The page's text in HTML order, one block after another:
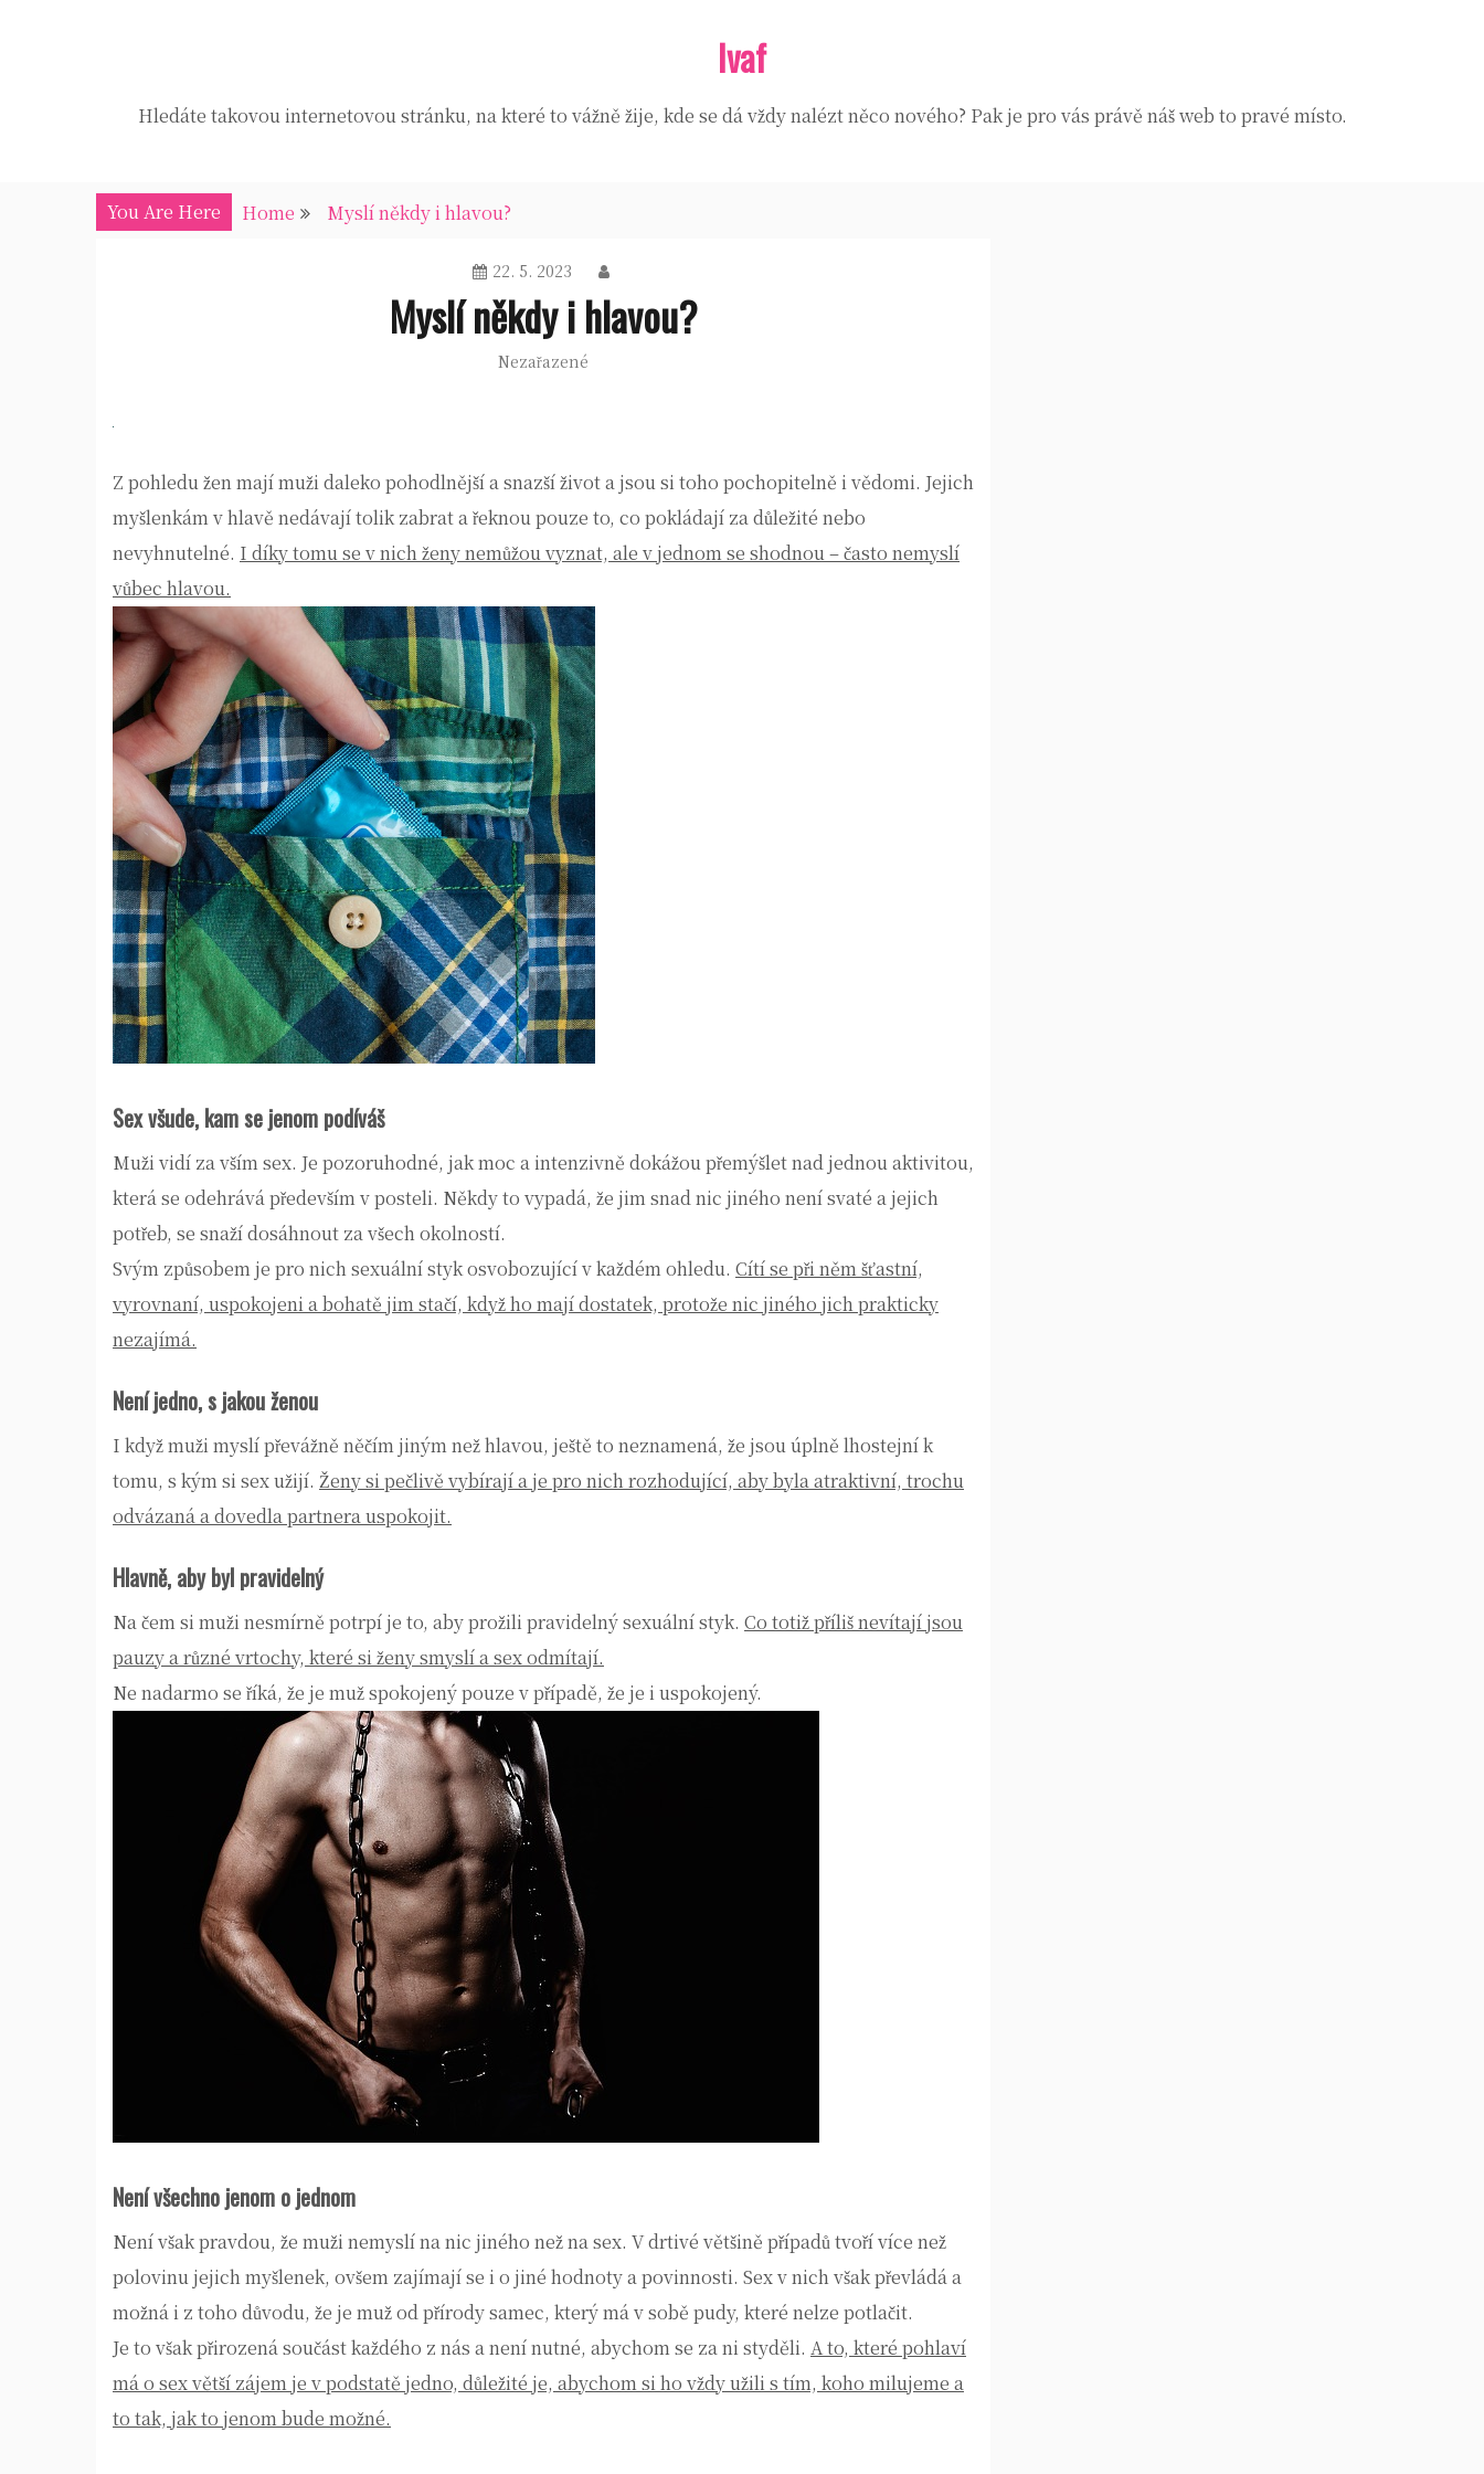
Ivaf
Hledáte takovou internetovou stránku, na které to vážně žije, kde se dá vždy nalézt něco nového? Pak je pro vás právě náš web to pravé místo.
You Are Here Home Myslí někdy i hlavou?
22. 5. 2023
Myslí někdy i hlavou?
Nezařazené
Z pohledu žen mají muži daleko pohodlnější a snazší život a jsou si toho pochopitelně i vědomi. Jejich
myšlenkám v hlavě nedávají tolik zabrat a řeknou pouze to, co pokládají za důležité nebo
nevyhnutelné. I díky tomu se v nich ženy nemůžou vyznat, ale v jednom se shodnou – často nemyslí
vůbec hlavou.
Sex všude, kam se jenom podíváš
Muži vidí za vším sex. Je pozoruhodné, jak moc a intenzivně dokážou přemýšlet nad jednou aktivitou,
která se odehrává především v posteli. Někdy to vypadá, že jim snad nic jiného není svaté a jejich
potřeb, se snaží dosáhnout za všech okolností.
Svým způsobem je pro nich sexuální styk osvobozující v každém ohledu. Cítí se při něm šťastní,
vyrovnaní, uspokojeni a bohatě jim stačí, když ho mají dostatek, protože nic jiného jich prakticky
nezajímá.
Není jedno, s jakou ženou
I když muži myslí převážně něčím jiným než hlavou, ještě to neznamená, že jsou úplně lhostejní k
tomu, s kým si sex užijí. Ženy si pečlivě vybírají a je pro nich rozhodující, aby byla atraktivní, trochu
odvázaná a dovedla partnera uspokojit.
Hlavně, aby byl pravidelný
Na čem si muži nesmírně potrpí je to, aby prožili pravidelný sexuální styk. Co totiž příliš nevítají jsou
pauzy a různé vrtochy, které si ženy smyslí a sex odmítají.
Ne nadarmo se říká, že je muž spokojený pouze v případě, že je i uspokojený.
Není všechno jenom o jednom
Není však pravdou, že muži nemyslí na nic jiného než na sex. V drtivé většině případů tvoří více než
polovinu jejich myšlenek, ovšem zajímají se i o jiné hodnoty a povinnosti. Sex v nich však převládá a
možná i z toho důvodu, že je muž od přírody samec, který má v sobě pudy, které nelze potlačit.
Je to však přirozená součást každého z nás a není nutné, abychom se za ni styděli. A to, které pohlaví
má o sex větší zájem je v podstatě jedno, důležité je, abychom si ho vždy užili s tím, koho milujeme a
to tak, jak to jenom bude možné.